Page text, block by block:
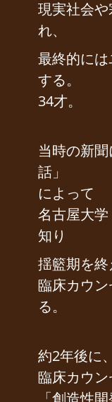
現実社会
れ、
最終的に
する。
34才。
当時の新
話」
によって
名古屋大
知り
揺籃期を
臨床カウ
る。
約2年後に、
臨床カウ
「創造性